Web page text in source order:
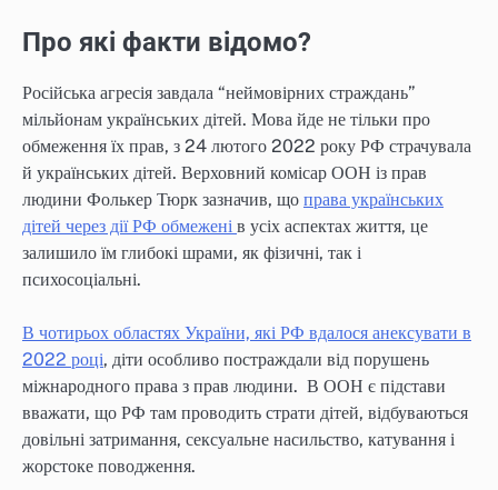
Про які факти відомо?
Російська агресія завдала “неймовірних страждань”
мільйонам українських дітей. Мова йде не тільки про
обмеження їх прав, з 24 лютого 2022 року РФ страчувала
й українських дітей. Верховний комісар ООН із прав
людини Фолькер Тюрк зазначив, що права українських
дітей через дії РФ обмежені в усіх аспектах життя, це
залишило їм глибокі шрами, як фізичні, так і
психосоціальні.
В чотирьох областях України, які РФ вдалося анексувати в
2022 році, діти особливо постраждали від порушень
міжнародного права з прав людини. В ООН є підстави
вважати, що РФ там проводить страти дітей, відбуваються
довільні затримання, сексуальне насильство, катування і
жорстоке поводження.